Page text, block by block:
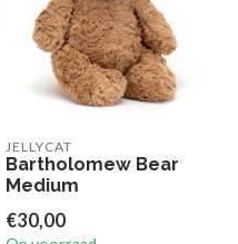
JELLYCAT
Bartholomew Bear
Medium
€30,00